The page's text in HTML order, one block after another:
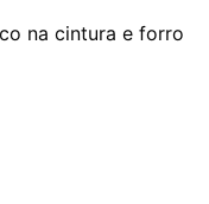
na cintura e forro